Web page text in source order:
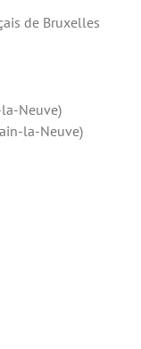
de Bruxelles
Neuve)
la-Neuve)